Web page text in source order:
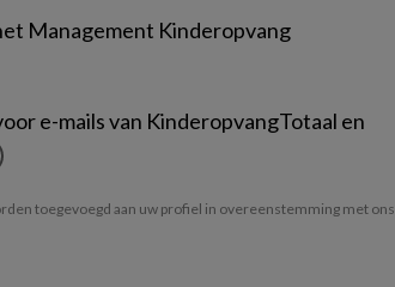
Management Kinderopvang
e-mails van KinderopvangTotaal en
toegevoegd aan uw profiel in overeenstemming met ons